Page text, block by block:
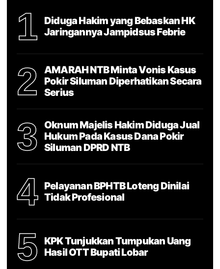
1
Diduga Hakim yang Bebaskan HK
Jaringannya Jampidsus Febrie
2
AMARAH NTB Minta Vonis Kasus
Pokir Siluman Diperhatikan Secara
Serius
3
Oknum Majelis Hakim Diduga Jual
Hukum Pada Kasus Dana Pokir
Siluman DPRD NTB
4
Pelayanan BPHTB Loteng Dinilai
Tidak Profesional
5
KPK Tunjukkan Tumpukan Uang
Hasil OTT Bupati Lobar